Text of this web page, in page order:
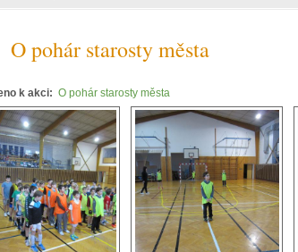
O pohár starosty města
k akci: O pohár starosty města